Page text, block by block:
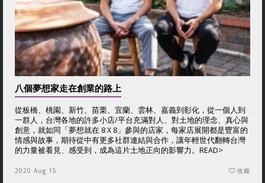
八個夢想家走在創業的路上
從板橋、桃園、新竹、苗栗、宜蘭、雲林、嘉義到彰化，從一個人到
一群人，台灣各地的許多小店/平台充滿對人、對土地的理念、真心與
創意，就如同「夢想就在 8 X 8」參與的店家，每家店展開都是豐富的
情感與故事，期待從中有更多社群連結與合作，讓年輕世代翻轉台灣
的力量被看見、感受到，成為這片土地正向的影響力。 READ>
2020 Aug 15 收藏